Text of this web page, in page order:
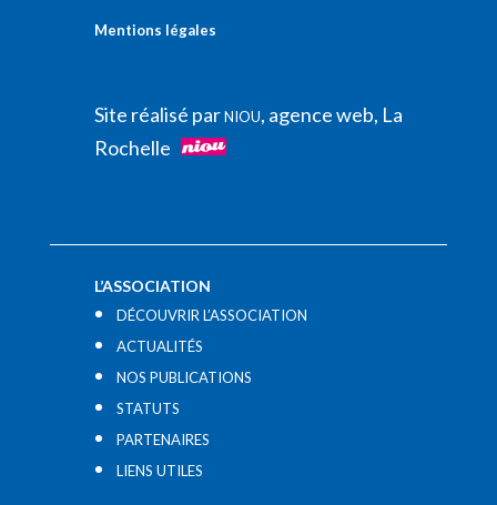
Mentions légales
Site réalisé parNIOU, agence web, La
Rochelle
L’ASSOCIATION
DÉCOUVRIR L’ASSOCIATION
ACTUALITÉS
NOS PUBLICATIONS
STATUTS
PARTENAIRES
LIENS UTILES​